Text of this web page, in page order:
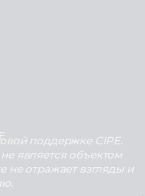
поддержке CIPE.
является объектом
не отражает взгляды и